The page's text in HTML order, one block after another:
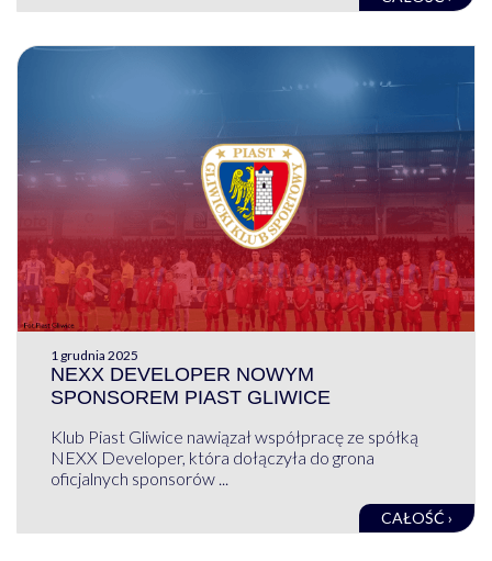
1 grudnia 2025
NEXX DEVELOPER NOWYM
SPONSOREM PIAST GLIWICE
Klub Piast Gliwice nawiązał współpracę ze spółką
NEXX Developer, która dołączyła do grona
oficjalnych sponsorów ...
CAŁOŚĆ ›